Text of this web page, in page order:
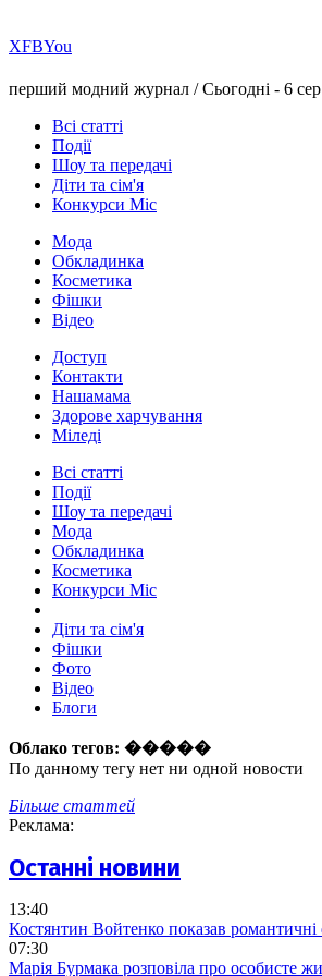
ХFBYou
перший модний журнал /Сьогодні - 6
Всі статті
Події
Шоу та передачі
Діти та сім'я
Конкурси Міс
Мода
Обкладинка
Косметика
Фішки
Відео
Доступ
Контакти
Нашамама
Здорове харчування
Міледі
Всі статті
Події
Шоу та передачі
Мода
Обкладинка
Косметика
Конкурси Міс
Діти та сім'я
Фішки
Фото
Відео
Блоги
Облако тегов: �����
По данному тегу нет ни одной новости
Більше статтей
Реклама:
Останні новини
13:40
Костянтин Войтенко показав
07:30
Марія Бурмака розповіла про особисте